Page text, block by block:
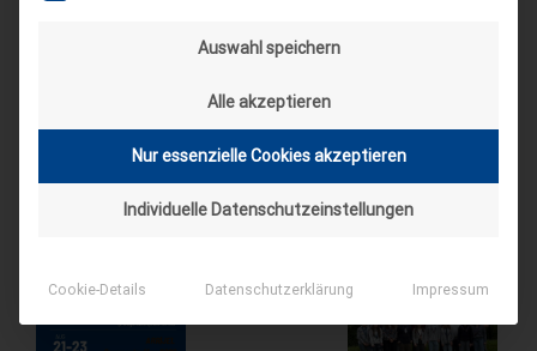
Auswahl speichern
Alle akzeptieren
Nur essenzielle Cookies akzeptieren
Individuelle Datenschutzeinstellungen
Cookie-Details Datenschutzerklärung Impressum